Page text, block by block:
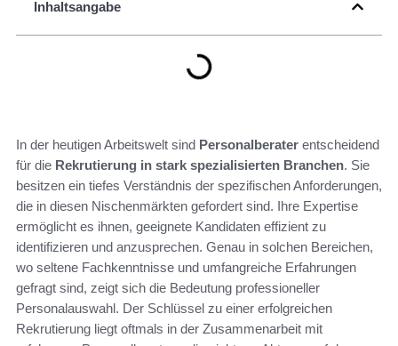
Inhaltsangabe
In der heutigen Arbeitswelt sind Personalberater entscheidend
für die Rekrutierung in stark spezialisierten Branchen. Sie
besitzen ein tiefes Verständnis der spezifischen Anforderungen,
die in diesen Nischenmärkten gefordert sind. Ihre Expertise
ermöglicht es ihnen, geeignete Kandidaten effizient zu
identifizieren und anzusprechen. Genau in solchen Bereichen,
wo seltene Fachkenntnisse und umfangreiche Erfahrungen
gefragt sind, zeigt sich die Bedeutung professioneller
Personalauswahl. Der Schlüssel zu einer erfolgreichen
Rekrutierung liegt oftmals in der Zusammenarbeit mit